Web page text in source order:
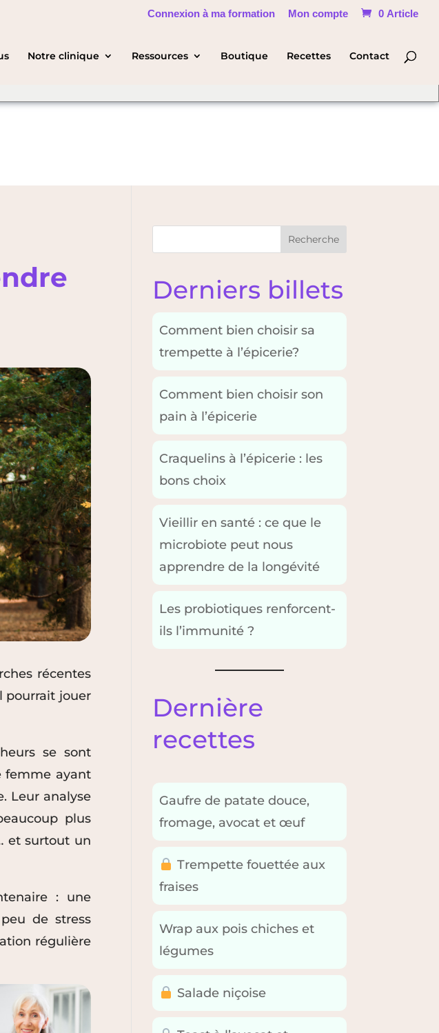
Change Language
Connexion à ma formation Mon compte 0 Article
Notre clinique Ressources Boutique Recettes Contact
récentes
pourrait jouer
se sont
femme ayant
Leur analyse
plus
et surtout un
: une
de stress
régulière
Recherche
Derniers billets
Comment bien choisir sa
trempette à l’épicerie?
Comment bien choisir son
pain à l’épicerie
Craquelins à l’épicerie : les
bons choix
Vieillir en santé : ce que le
microbiote peut nous
apprendre de la longévité
Les probiotiques renforcent-
ils l’immunité ?
Dernière
recettes
Gaufre de patate douce,
fromage, avocat et œuf
Trempette fouettée aux
fraises
Wrap aux pois chiches et
légumes
Salade niçoise